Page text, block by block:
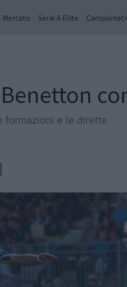
Mercato Serie A Elite Campionati
formazioni e le dirette